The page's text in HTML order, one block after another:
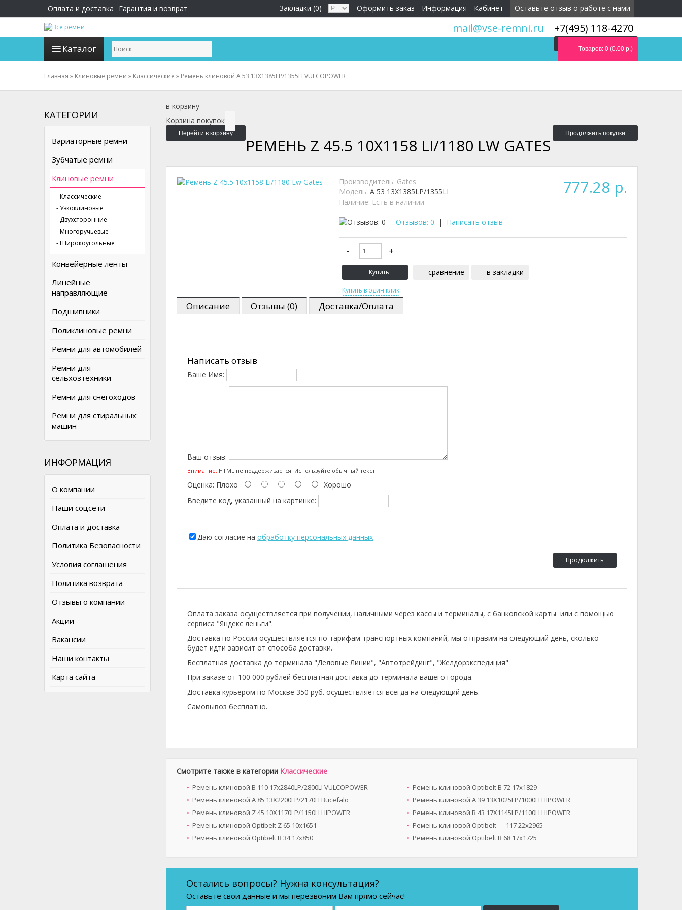
Оплата и доставка Гарантия и возврат Оставьте отзыв о работе с нами
Кабинет
Информация
Оформить заказ
Закладки (0)
+7(495) 118-4270
mail@vse-remni.ru
Каталог Товаров: 0 (0.00 р.)
Главная » Клиновые ремни » Классические » Ремень клиновой A 53 13X1385LP/1355LI VULCOPOWER
КАТЕГОРИИ
Вариаторные ремни
Зубчатые ремни
Клиновые ремни
- Классические
- Узкоклиновые
- Двухсторонние
- Многоручьевые
- Широкоугольные
Конвейерные ленты
Линейные
направляющие
Подшипники
Поликлиновые ремни
Ремни для автомобилей
Ремни для
сельхозтехники
Ремни для снегоходов
Ремни для стиральных
машин
ИНФОРМАЦИЯ
О компании
Наши соцсети
Оплата и доставка
Политика Безопасности
Условия соглашения
Политика возврата
Отзывы о компании
Акции
Вакансии
Наши контакты
Карта сайта
в корзину
Корзина покупок
Перейти в корзину Продолжить покупки
РЕМЕНЬ Z 45.5 10X1158 LI/1180 LW GATES
777.28 р.
Производитель: Gates
Модель: A 53 13X1385LP/1355LI
Наличие: Есть в наличии
Отзывов: 0 | Написать отзыв
сравнение в закладки
Описание Отзывы (0) Доставка/Оплата
Написать отзыв
Ваше Имя:
Ваш отзыв:
Внимание: HTML не поддерживается! Используйте обычный текст.
Оценка: Плохо
Хорошо
Введите код, указанный на картинке:
Даю согласие на обработку персональных данных
Продолжить
Оплата заказа осуществляется при получении, наличными через кассы и терминалы, с банковской карты или с помощью
сервиса "Яндекс леньги".
Доставка по России осуществляется по тарифам транспортных компаний, мы отправим на следующий день, сколько
будет идти зависит от способа доставки.
Бесплатная доставка до терминала "Деловые Линии", "Автотрейдинг", "Желдорэкспедиция"
При заказе от 100 000 рублей бесплатная доставка до терминала вашего города.
Доставка курьером по Москве 350 руб. осуществляется всегда на следующий день.
Самовывоз бесплатно.
Смотрите также в категории Классические
Ремень клиновой B 110 17x2840LP/2800LI VULCOPOWER
Ремень клиновой Optibelt B 72 17x1829
Ремень клиновой A 85 13X2200LP/2170LI Bucefalo
Ремень клиновой A 39 13X1025LP/1000LI HIPOWER
Ремень клиновой Z 45 10X1170LP/1150LI HIPOWER
Ремень клиновой B 43 17X1145LP/1100LI HIPOWER
Ремень клиновой Optibelt Z 65 10х1651
Ремень клиновой Optibelt — 117 22x2965
Ремень клиновой Optibelt B 34 17x850
Ремень клиновой Optibelt B 68 17x1725
Остались вопросы? Нужна консультация?
Оставьте свои данные и мы перезвоним Вам прямо сейчас!